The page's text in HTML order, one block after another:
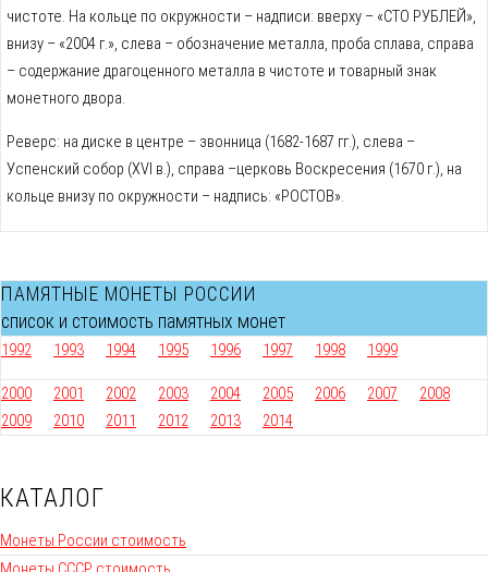
чистоте. На кольце по окружности – надписи: вверху – «СТО РУБЛЕЙ»,
внизу – «2004 г.», слева – обозначение металла, проба сплава, справа
– содержание драгоценного металла в чистоте и товарный знак
монетного двора.
Реверс: на диске в центре – звонница (1682-1687 гг.), слева –
Успенский собор (XVI в.), справа –церковь Воскресения (1670 г.), на
кольце внизу по окружности – надпись: «РОСТОВ».
ПАМЯТНЫЕ МОНЕТЫ РОССИИ
список и стоимость памятных монет
1992 1993 1994 1995 1996 1997 1998 1999
2000 2001 2002 2003 2004 2005 2006 2007
2008
2009
2010 2011 2012 2013 2014
КАТАЛОГ
Монеты России стоимость